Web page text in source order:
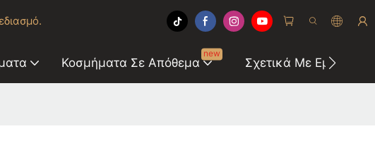
Κοσμήματα Σε Απόθεμα
new
Σχετικά Με Εμάς